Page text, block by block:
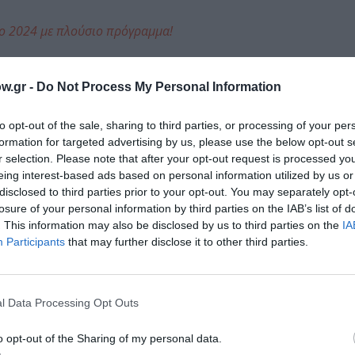
- Do Not Process My Personal Information
opt-out of the sale, sharing to third parties, or processing of your
for targeted advertising by us, please use the below opt-out
selection. Please note that after your opt-out request is processed
interest-based ads based on personal information utilized by us
to third parties prior to your opt-out. You may separately
of your personal information by third parties on the IAB’s list of
This information may also be disclosed by us to third parties on the
Participants that may further disclose it to other third parties.
Data Processing Opt Outs
opt-out of the Sharing of my personal data.
2024 με πλούσιο πρόγραμμα!
στο
Δες
και τον Πολιτισμό!